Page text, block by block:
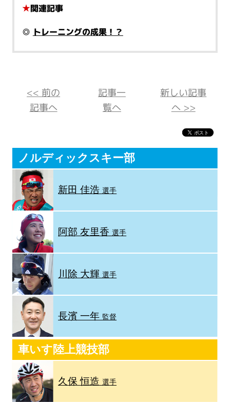
★関連記事
◎ トレーニングの成果！？
<< 前の
記事へ
記事一
覧へ
新しい記事
へ >>
ノルディックスキー部
新田 佳浩選手
阿部 友里香選手
川除 大輝選手
長濱 一年 監督
車いす陸上競技部
久保 恒造 選手